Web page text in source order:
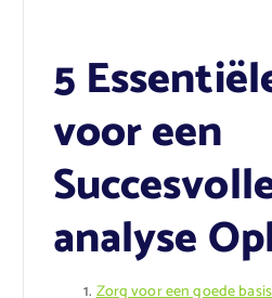
5
voor een
analyse
Zorg voor een goede